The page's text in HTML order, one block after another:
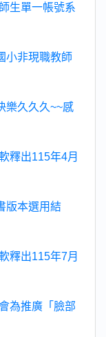
生單一帳號系
小非現職教師
樂久久久~~感
釋出115年4月
版本選用結
釋出115年7月
為推廣「臉部